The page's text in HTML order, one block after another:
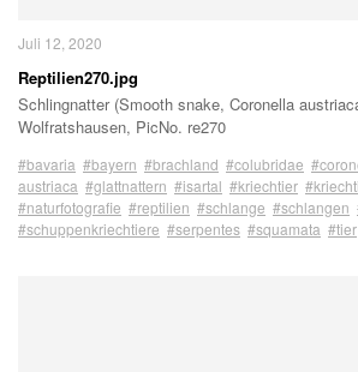
Juli 12, 2020
Reptilien270.jpg
Schlingnatter (Smooth snake, Coronella
Wolfratshausen, PicNo. re270
#bavaria #bayern #brachland #colubridae
austriaca #glattnattern #isartal #kriechtier
#naturfotografie #reptilien #schlange #schlangen
#schuppenkriechtiere #serpentes #squamata #tier